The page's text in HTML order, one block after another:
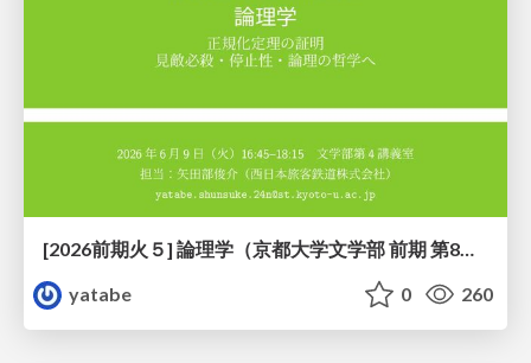
yatabe
0 260